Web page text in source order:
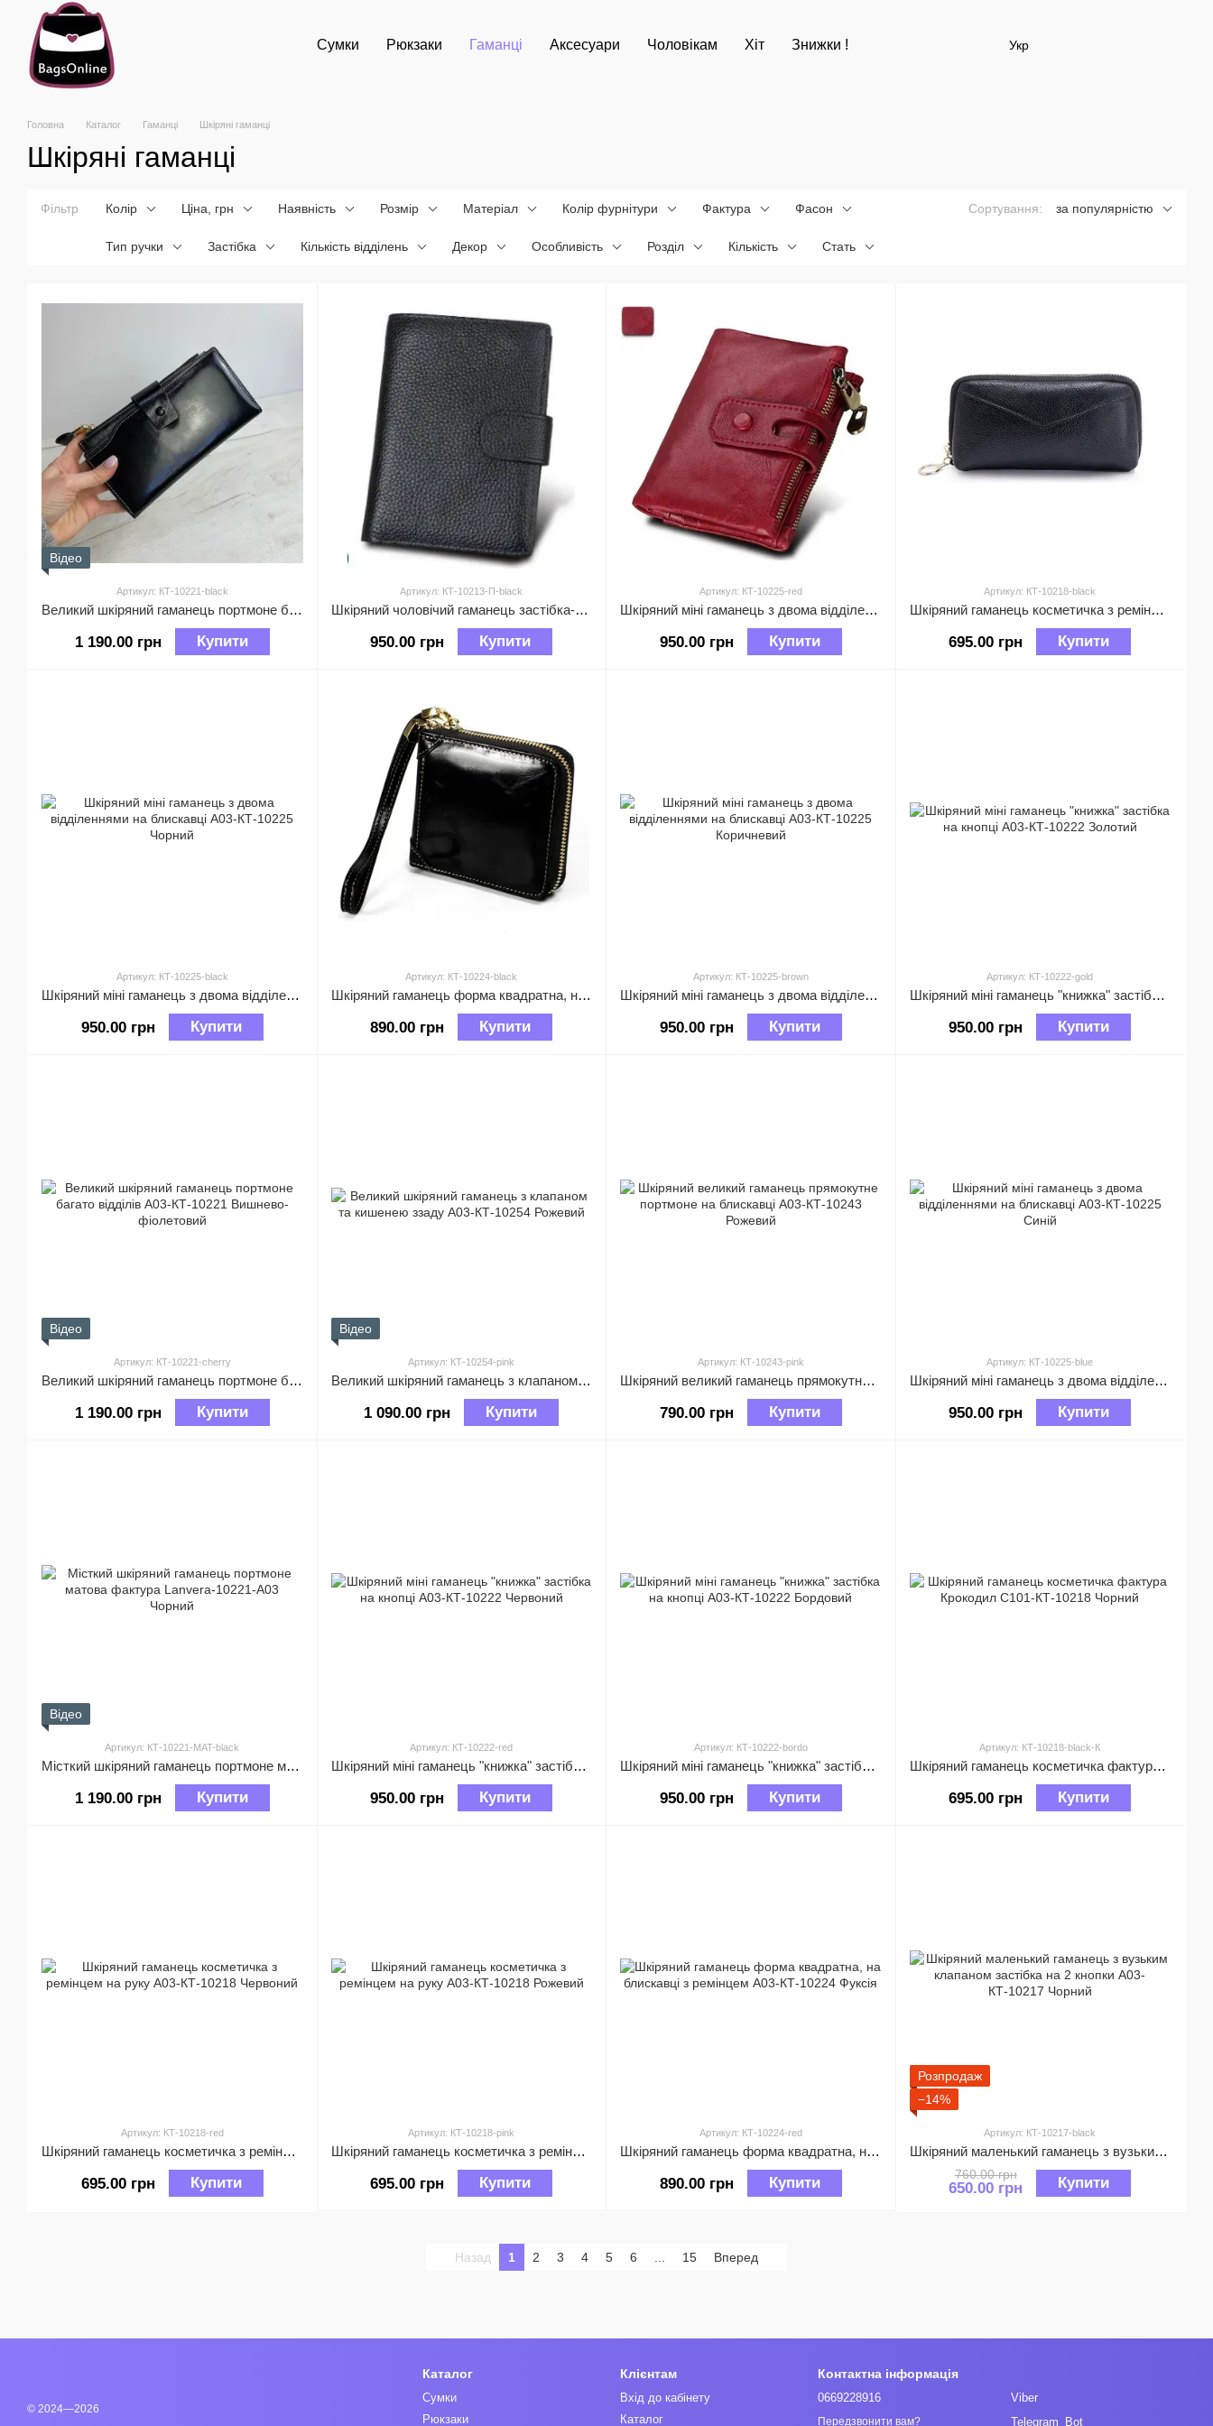
Перейти до основного контенту
Сумки Рюкзаки Гаманці Аксесуари Чоловікам Хіт Знижки ! Укр
Головна Каталог Гаманці Шкіряні гаманці
Шкіряні гаманці
Фільтр Колір Ціна, грн Наявність Розмір Матеріал Колір фурнітури Фактура Фасон
Тип ручки Застібка Кількість відділень Декор Особливість Розділ Кількість Стать
Сортування: за популярністю
Відео
Артикул: КТ-10221-black
Великий шкіряний гаманець портмоне багато відділів А03-КТ-10221 Чорний
1 190.00 грн Купити
Артикул: КТ-10213-П-black
Шкіряний чоловічий гаманець застібка-клапан пухирчаста фактура А03-КТ-10213-П Чорний
950.00 грн Купити
Артикул: КТ-10225-red
Шкіряний міні гаманець з двома відділеннями на блискавці А03-КТ-10225 Червоний
950.00 грн Купити
Артикул: КТ-10218-black
Шкіряний гаманець косметичка з ремінцем на руку А03-КТ-10218 Чорний
695.00 грн Купити
Артикул: КТ-10225-black
Шкіряний міні гаманець з двома відділеннями на блискавці А03-КТ-10225 Чорний
950.00 грн Купити
Артикул: КТ-10224-black
Шкіряний гаманець форма квадратна, на блискавці з ремінцем А03-КТ-10224 Чорний
890.00 грн Купити
Артикул: КТ-10225-brown
Шкіряний міні гаманець з двома відділеннями на блискавці А03-КТ-10225 Коричневий
950.00 грн Купити
Артикул: КТ-10222-gold
Шкіряний міні гаманець "книжка" застібка на кнопці А03-КТ-10222 Золотий
950.00 грн Купити
Відео
Артикул: КТ-10221-cherry
Великий шкіряний гаманець портмоне багато відділів А03-КТ-10221 Вишнево-фіолетовий
1 190.00 грн Купити
Відео
Артикул: КТ-10254-pink
Великий шкіряний гаманець з клапаном та кишенею ззаду А03-КТ-10254 Рожевий
1 090.00 грн Купити
Артикул: КТ-10243-pink
Шкіряний великий гаманець прямокутне портмоне на блискавці А03-КТ-10243 Рожевий
790.00 грн Купити
Артикул: КТ-10225-blue
Шкіряний міні гаманець з двома відділеннями на блискавці А03-КТ-10225 Синій
950.00 грн Купити
Відео
Артикул: КТ-10221-MAT-black
Місткий шкіряний гаманець портмоне матова фактура Lanvera-10221-А03 Чорний
1 190.00 грн Купити
Артикул: КТ-10222-red
Шкіряний міні гаманець "книжка" застібка на кнопці А03-КТ-10222 Червоний
950.00 грн Купити
Артикул: КТ-10222-bordo
Шкіряний міні гаманець "книжка" застібка на кнопці А03-КТ-10222 Бордовий
950.00 грн Купити
Артикул: КТ-10218-black-К
Шкіряний гаманець косметичка фактура Крокодил С101-КТ-10218 Чорний
695.00 грн Купити
Артикул: КТ-10218-red
Шкіряний гаманець косметичка з ремінцем на руку А03-КТ-10218 Червоний
695.00 грн Купити
Артикул: КТ-10218-pink
Шкіряний гаманець косметичка з ремінцем на руку А03-КТ-10218 Рожевий
695.00 грн Купити
Артикул: КТ-10224-red
Шкіряний гаманець форма квадратна, на блискавці з ремінцем А03-КТ-10224 Фуксія
890.00 грн Купити
Розпродаж
−14%
Артикул: КТ-10217-black
Шкіряний маленький гаманець з вузьким клапаном застібка на 2 кнопки А03-КТ-10217 Чорний
760.00 грн
650.00 грн Купити
Назад 1 2 3 4 5 6 15 Вперед
© 2024—2026
Каталог
Сумки
Рюкзаки
Клієнтам
Вхід до кабінету
Каталог
Контактна інформація
0669228916
Передзвонити вам?
Viber
Telegram_Bot